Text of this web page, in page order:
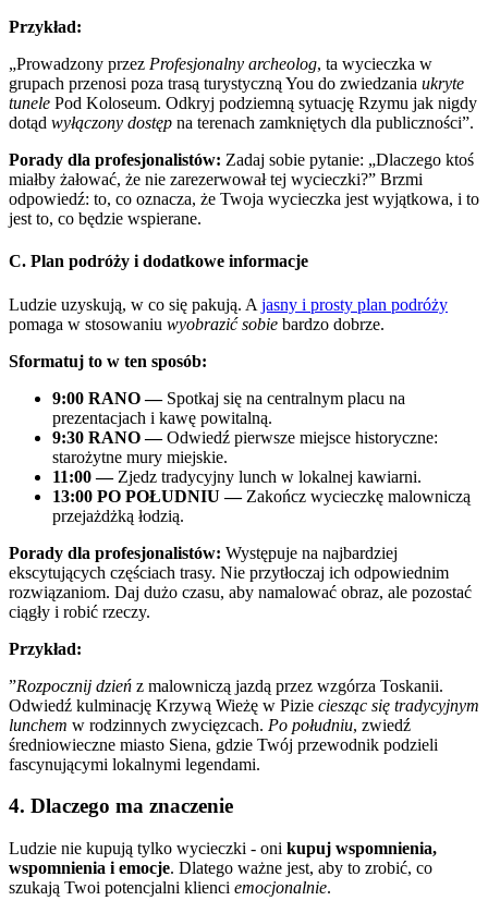
Przykład:
„Prowadzony przez Profesjonalny archeolog, ta wycieczka w
grupach przenosi poza trasą turystyczną You do zwiedzania ukryte
tunele Pod Koloseum. Odkryj podziemną sytuację Rzymu jak nigdy
dotąd wyłączony dostęp na terenach zamkniętych dla publiczności”.
Porady dla profesjonalistów: Zadaj sobie pytanie: „Dlaczego ktoś
miałby żałować, że nie zarezerwował tej wycieczki?” Brzmi
odpowiedź: to, co oznacza, że Twoja wycieczka jest wyjątkowa, i to
jest to, co będzie wspierane.
C. Plan podróży i dodatkowe informacje
Ludzie uzyskują, w co się pakują. A jasny i prosty plan podróży
pomaga w stosowaniu wyobrazić sobie bardzo dobrze.
Sformatuj to w ten sposób:
9:00 RANO — Spotkaj się na centralnym placu na
prezentacjach i kawę powitalną.
9:30 RANO —Odwiedź pierwsze miejsce historyczne:
starożytne mury miejskie.
11:00 — Zjedz tradycyjny lunch w lokalnej kawiarni.
13:00 PO POŁUDNIU — Zakończ wycieczkę malowniczą
przejażdżką łodzią.
Porady dla profesjonalistów: Występuje na najbardziej
ekscytujących częściach trasy. Nie przytłoczaj ich odpowiednim
rozwiązaniom. Daj dużo czasu, aby namalować obraz, ale pozostać
ciągły i robić rzeczy.
Przykład:
”Rozpocznij dzień z malowniczą jazdą przez wzgórza Toskanii.
Odwiedź kulminację Krzywą Wieżę w Pizie ciesząc się tradycyjnym
lunchem w rodzinnych zwycięzcach. Po południu, zwiedź
średniowieczne miasto Siena, gdzie Twój przewodnik podzieli
fascynującymi lokalnymi legendami.
4. Dlaczego ma znaczenie
Ludzie nie kupują tylko wycieczki - oni kupuj wspomnienia,
wspomnienia i emocje. Dlatego ważne jest, aby to zrobić, co
szukają Twoi potencjalni klienci emocjonalnie.